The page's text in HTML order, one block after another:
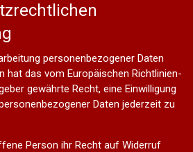
personenbezogener Daten
hat das vom Europäischen Richtlinien-
gewährte Recht, eine Einwilligung
Daten jederzeit zu
Person ihr Recht auf Widerruf